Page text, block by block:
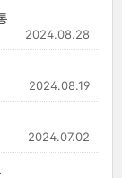
2024.08.28
2024.08.19
2024.07.02